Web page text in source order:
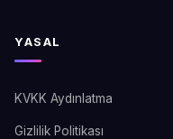
YASAL
KVKK Aydınlatma
Gizlilik Politikası